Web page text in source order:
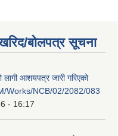
बोलपत्र सूचना
लागी आशयपत्र जारी गरिएको
Works/NCB/02/2082/083
- 16:17